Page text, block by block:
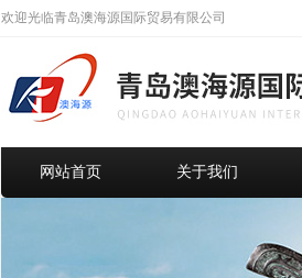
欢迎光临青岛澳海源国际贸易有限公司
网站首页 关于我们